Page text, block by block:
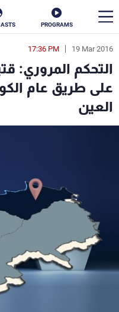
PROGRAMS
19 Mar 2016
17:36 PM
التحكم المروري:
على طريق عام
العين
en
الأخبار
سياسة
كأس العالم
البرامج
جدول البرامج
شاهد البرامج